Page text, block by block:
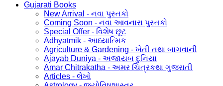
Gujarati Books
New Arrival - નવા પુસ્તકો
Coming Soon - નવા આવનારા પુસ્તકો
Special Offer - વિશેષ છૂટ
Adhyatmik - આધ્યાત્મિક
Agriculture & Gardening - ખેતી તથા બાગવાની
Ajayab Duniya - અજાયબ દુનિયા
Amar Chitrakatha - અમર ચિત્રકથા ગુજરાતી
Articles - લેખો